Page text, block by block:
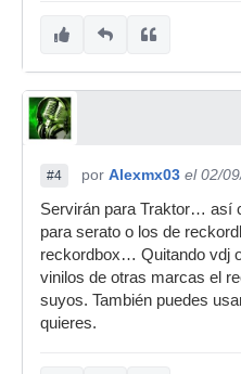
#4 por Alexmx03 el 02/
Servirán para Traktor… así
para serato o los de
reckordbox… Quitando vdj
vinilos de otras marcas el
suyos. También puedes
quieres.